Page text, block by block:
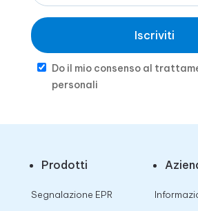
Iscriviti
Do il mio consenso al
personali
Prodotti
Segnalazione EPR